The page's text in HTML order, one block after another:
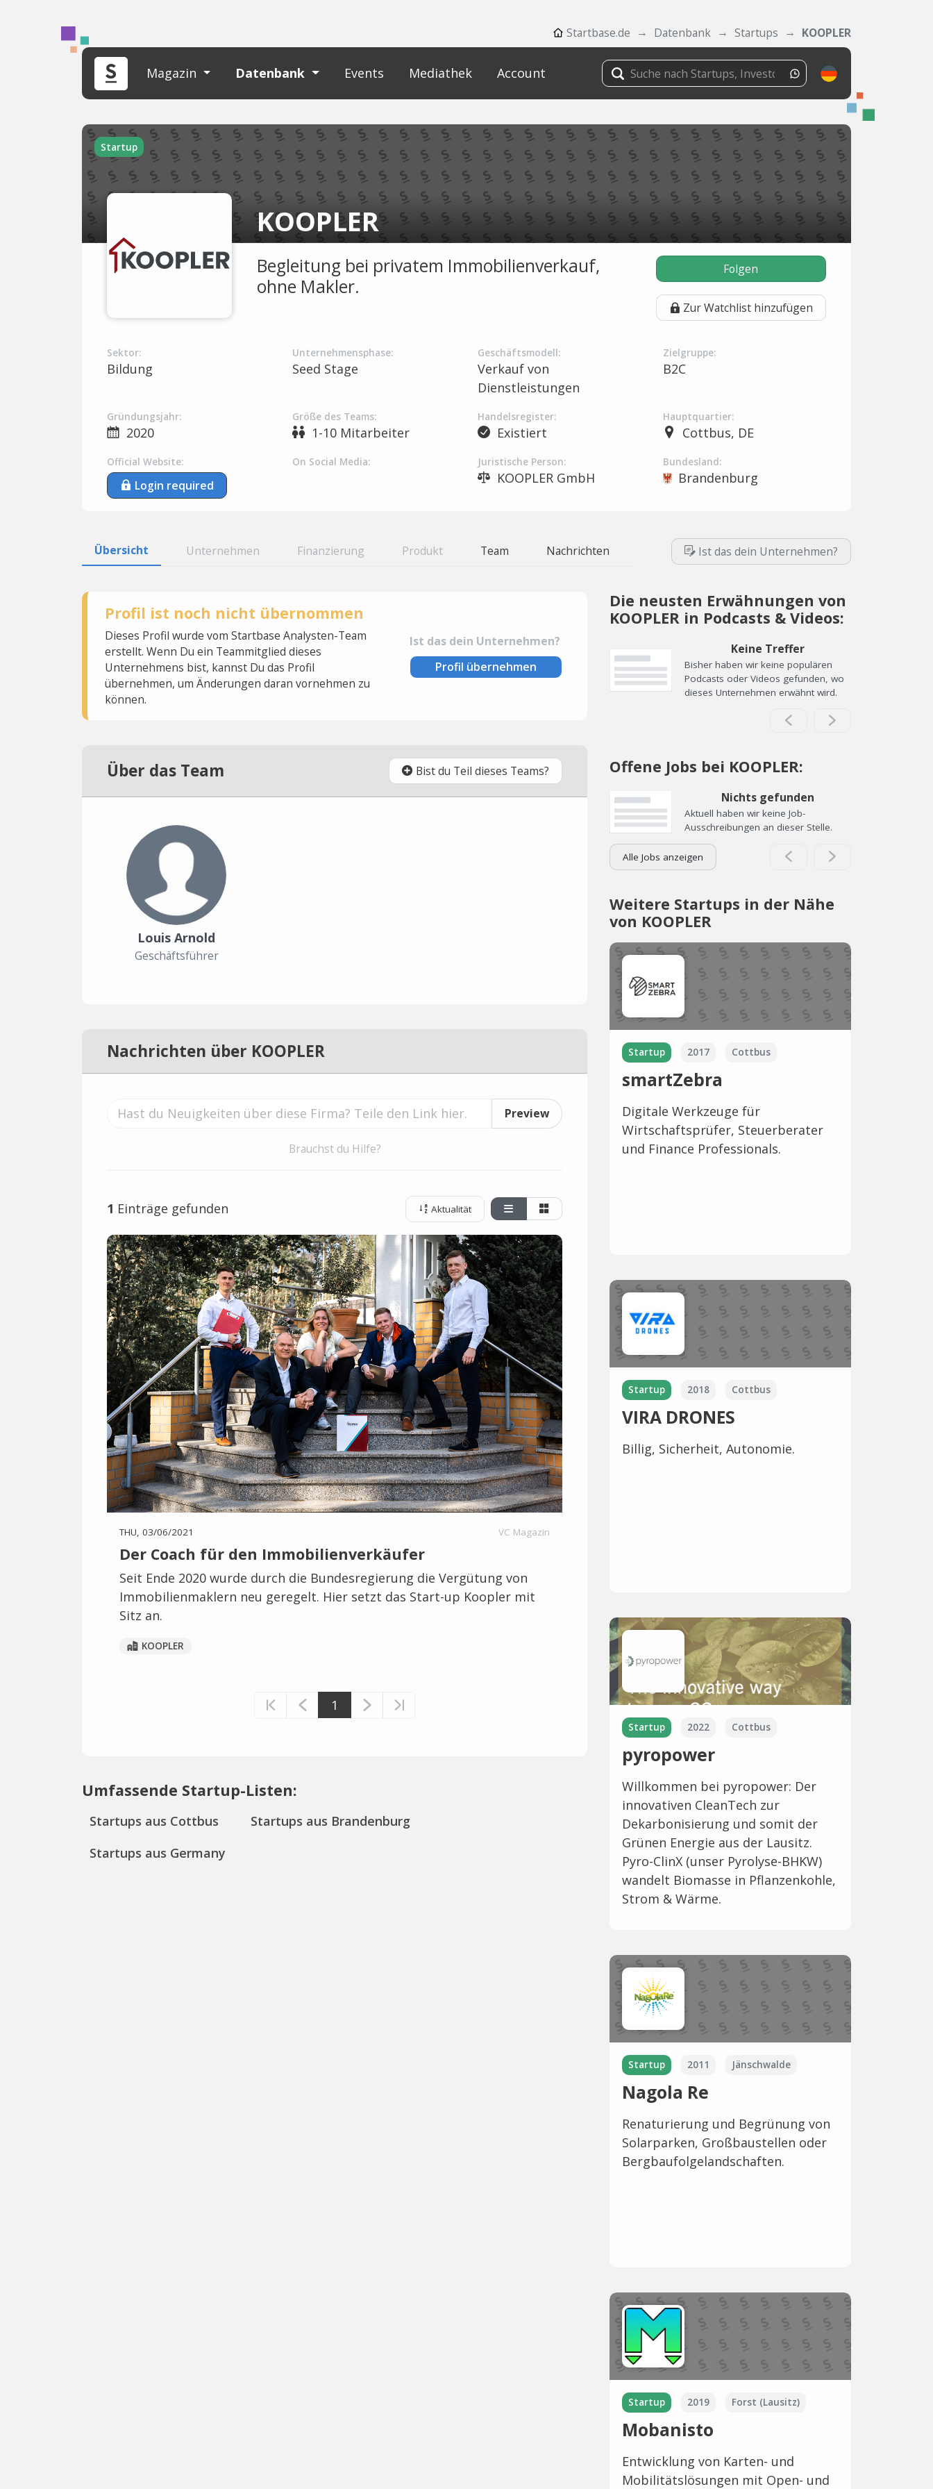
Startbase.de Datenbank Startups KOOPLER
Magazin Datenbank Events Mediathek Account
Startup
KOOPLER
Begleitung bei privatem Immobilienverkauf,
ohne Makler.
Folgen
Zur Watchlist hinzufügen
Sektor:
Bildung
Unternehmensphase:
Seed Stage
Geschäftsmodell:
Verkauf von
Dienstleistungen
Zielgruppe:
B2C
Gründungsjahr:
2020
Größe des Teams:
1-10 Mitarbeiter
Handelsregister:
Existiert
Hauptquartier:
Cottbus, DE
Official Website:
Login required
On Social Media: Juristische Person:
KOOPLER GmbH
Bundesland:
Brandenburg
Übersicht Unternehmen Finanzierung Produkt Team Nachrichten Ist das dein Unternehmen?
Profil ist noch nicht übernommen
Dieses Profil wurde vom Startbase Analysten-Team
erstellt. Wenn Du ein Teammitglied dieses
Unternehmens bist, kannst Du das Profil
übernehmen, um Änderungen daran vornehmen zu
können.
Ist das dein Unternehmen?
Profil übernehmen
Über das Team Bist du Teil dieses Teams?
Louis Arnold
Geschäftsführer
Nachrichten über KOOPLER
Preview
Brauchst du Hilfe?
1 Einträge gefunden Aktualität
THU, 03/06/2021 VC Magazin
Der Coach für den Immobilienverkäufer
Seit Ende 2020 wurde durch die Bundesregierung die Vergütung von
Immobilienmaklern neu geregelt. Hier setzt das Start-up Koopler mit
Sitz an.
KOOPLER
1
Umfassende Startup-Listen:
Startups aus Cottbus
Startups aus Brandenburg
Startups aus Germany
Die neusten Erwähnungen von
KOOPLER in Podcasts & Videos:
Keine Treffer
Bisher haben wir keine populären
Podcasts oder Videos gefunden, wo
dieses Unternehmen erwähnt wird.
Offene Jobs bei KOOPLER:
Nichts gefunden
Aktuell haben wir keine Job-
Ausschreibungen an dieser Stelle.
Alle Jobs anzeigen
Weitere Startups in der Nähe
von KOOPLER
Startup 2017 Cottbus
smartZebra
Digitale Werkzeuge für
Wirtschaftsprüfer, Steuerberater
und Finance Professionals.
Startup 2018 Cottbus
VIRA DRONES
Billig, Sicherheit, Autonomie.
Startup 2022 Cottbus
pyropower
Willkommen bei pyropower: Der
innovativen CleanTech zur
Dekarbonisierung und somit der
Grünen Energie aus der Lausitz.
Pyro-ClinX (unser Pyrolyse-BHKW)
wandelt Biomasse in Pflanzenkohle,
Strom & Wärme.
Startup 2011 Jänschwalde
Nagola Re
Renaturierung und Begrünung von
Solarparken, Großbaustellen oder
Bergbaufolgelandschaften.
Startup 2019 Forst (Lausitz)
Mobanisto
Entwicklung von Karten- und
Mobilitätslösungen mit Open- und